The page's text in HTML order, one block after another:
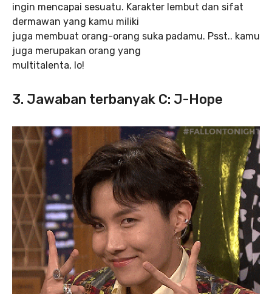
ingin mencapai sesuatu. Karakter lembut dan sifat
dermawan yang kamu miliki
juga membuat orang-orang suka padamu. Psst.. kamu
juga merupakan orang yang
multitalenta, lo!
3. Jawaban terbanyak C: J-Hope